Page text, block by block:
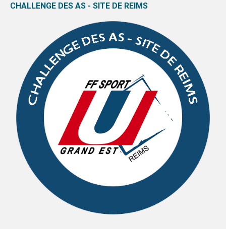
CHALLENGE DES AS - SITE DE REIMS